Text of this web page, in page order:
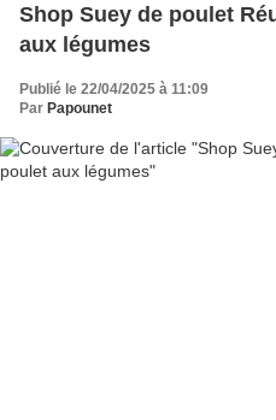
Shop Suey de poulet
aux légumes
Publié le 22/04/2025 à 11:09
Par Papounet